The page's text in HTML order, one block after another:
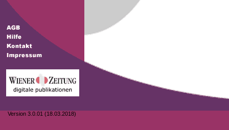
Version 3.0.01 (18.03.2018)